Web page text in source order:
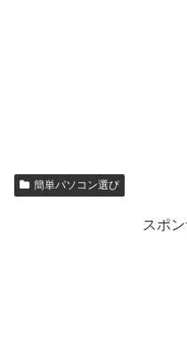
簡単パソコン選び
スポ